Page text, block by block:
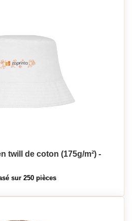
twill de coton (175g/m²) -
sur 250 pièces